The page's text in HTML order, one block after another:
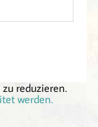
reduzieren.
werden.